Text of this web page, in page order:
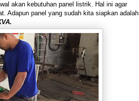
akan kebutuhan panel listrik. Hal ini agar
Adapun panel yang sudah kita siapkan adalah